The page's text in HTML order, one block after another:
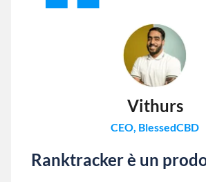
Vithurs
CEO, BlessedCBD
Ranktracker è un